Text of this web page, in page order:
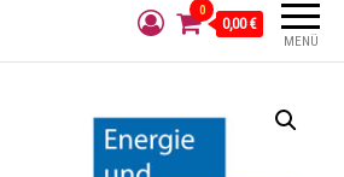
MENÜ
0
0,00 €